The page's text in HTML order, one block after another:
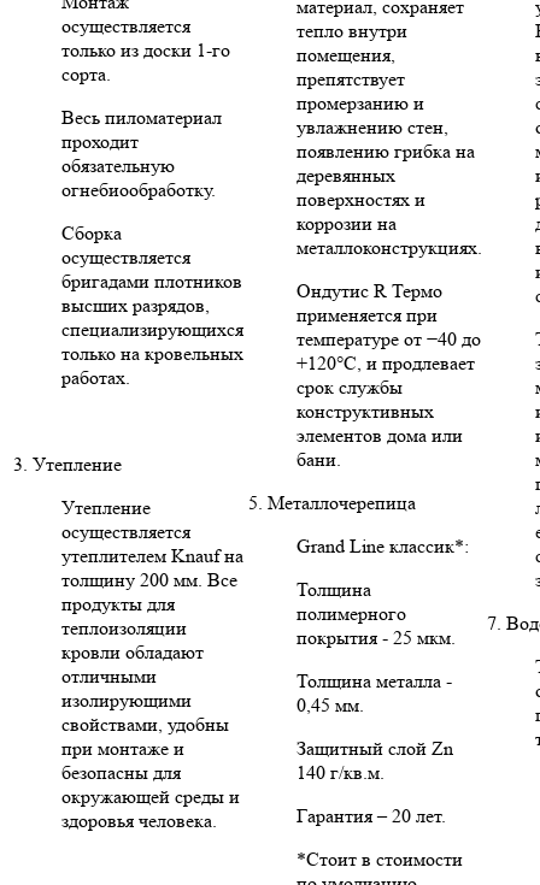
осуществляется
только из доски 1-го
сорта.
Весь пиломатериал
проходит
обязательную
огнебиообработку.
Сборка
осуществляется
бригадами плотников
высших разрядов,
специализирующихся
только на кровельных
работах.
3. Утепление
Утепление
осуществляется
утеплителем Knauf на
толщину 200 мм. Все
продукты для
теплоизоляции
кровли обладают
отличными
изолирующими
свойствами, удобны
при монтаже и
безопасны для
окружающей среды и
здоровья человека.
материал, сохраняет
тепло внутри
помещения,
препятствует
промерзанию и
увлажнению стен,
появлению грибка на
деревянных
поверхностях и
коррозии на
металлоконструкциях.
Ондутис R Термо
применяется при
температуре от −40 до
+120°C, и продлевает
срок службы
конструктивных
элементов дома или
бани.
5. Металлочерепица
Grand Line классик*:
Толщина
полимерного
покрытия - 25 мкм.
Толщина металла -
0,45 мм.
Защитный слой Zn
140 г/кв.м.
Гарантия – 20 лет.
*Стоит в стоимости
7.